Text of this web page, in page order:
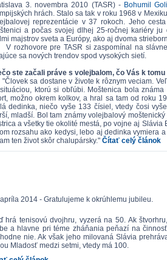
3. novembra 2010 (TASR) - Bohumil
hrách. Stalo sa tak v roku 1968 v
reprezentácie v 37 rokoch. Jeho
a počas svojej dlhej 25-ročnej kariéry
majstrov sveta a Európy, ako aj dvoma
pre TASR si zaspomínal na
sa nových trendov spod vysokých sietí.
ste začali práve s volejbalom, čo Vás k tomu
sa dostane v živote k rôznym veciam.
ktorú si obľúbi. Moštenica bola
možno okrem kolkov, a hral sa tam od roku
dedinka, niečo vyše 133 čísiel, vtedy čosi
mladší. Bol tam známy volejbalový
a všetky tie okolité mestá, po vojne aj
rozsahu ako kedysi, lebo aj dedinka vymiera
ten život skôr chalupársky." Čítať celý článok
2014 - Gratulujeme k okrúhlemu jubileu.
hrá tenisovú dvojhru, vyzerá na 50. Ak
a hlavne pri téme zháňania peňazí na
nie. Ak však jeho milovaná Slávia
Mladosť medzi setmi, vtedy má 100.